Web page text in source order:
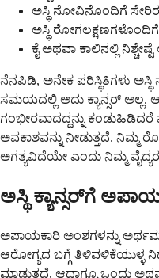
ಅಸ್ಥಿ ನೋವಿನೊಂದಿಗೆ
ಅಸ್ಥಿ
ಕೈ ಅಥವಾ ಕಾಲಿನಲ್ಲಿ
ನೆನಪಿಡಿ, ಅನೇಕ ಪರಿಸ್ಥಿತಿಗಳು
ಸಮಯದಲ್ಲಿ ಅದು ಕ್ಯಾನ್ಸರ್
ಗಂಭೀರವಾದದ್ದನ್ನು
ಅವಕಾಶವನ್ನು ನೀಡುತ್ತದೆ. ನಿಮ್ಮ
ಅಗತ್ಯವಿದೆಯೇ ಎಂದು ನಿಮ್ಮ
ಅಸ್ಥಿ ಕ್ಯಾನ್ಸರ್‌ಗೆ
ಅಪಾಯಕಾರಿ ಅಂಶಗಳನ್ನು
ಆರೋಗ್ಯದ ಬಗ್ಗೆ ತಿಳಿವಳಿಕೆಯುಳ್ಳ
ಮಾಡುತ್ತದೆ, ಆದಾಗ್ಯೂ ಒಂದು